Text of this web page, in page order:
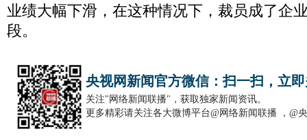
业绩大幅下滑，在这种情况下，裁员成了企
段。
央视网新闻官方微信：扫一扫，立
关注"网络新闻联播"，获取独家新闻资讯。
更多精彩请关注各大微博平台@网络新闻联播 ，@